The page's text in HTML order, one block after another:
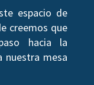
espacio de
creemos que
hacia la
nuestra mesa